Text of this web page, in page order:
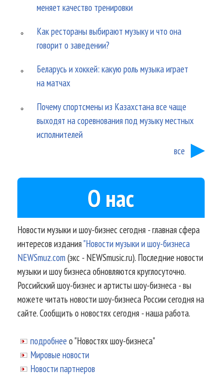
меняет качество тренировки
Как рестораны выбирают музыку и что она
говорит о заведении?
Беларусь и хоккей: какую роль музыка играет
на матчах
Почему спортсмены из Казахстана все чаще
выходят на соревнования под музыку местных
исполнителей
все
О нас
Новости музыки и шоу-бизнес сегодня - главная сфера
интересов издания"Новости музыки и шоу-бизнеса
NEWSmuz.com(экс - NEWSmusic.ru). Последние новости
музыки и шоу бизнеса обновляются круглосуточно.
Российский шоу-бизнес и артисты шоу-бизнеса - вы
можете читать новости шоу-бизнеса России сегодня на
сайте. Сообщить о новостях сегодня - наша работа.
подробнее о "Новостях шоу-бизнеса"
Мировые новости
Новости партнеров